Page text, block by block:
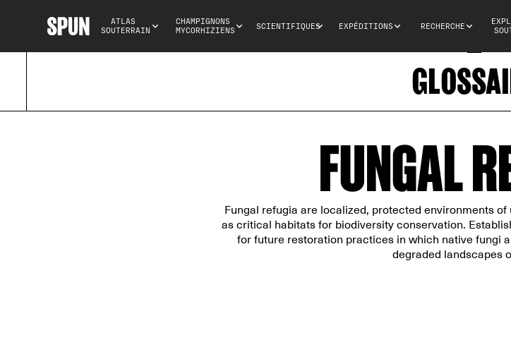
ATLAS
SOUTERRAIN
CHAMPIGNONS
MYCORHIZIENS
SCIENTIFIQUES EXPÉDITIONS RECHERCHE
FUNGAL
Fungal refugia are localized, protected environments
as critical habitats for biodiversity conservation.
for future restoration practices in which native fungi
degraded landscapes